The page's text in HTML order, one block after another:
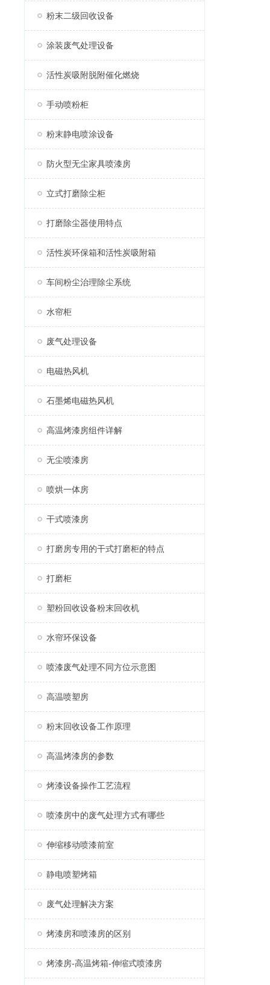
粉末二级回收设备
涂装废气处理设备
活性炭吸附脱附催化燃烧
手动喷粉柜
粉末静电喷涂设备
防火型无尘家具喷漆房
立式打磨除尘柜
打磨除尘器使用特点
活性炭环保箱和活性炭吸附箱
车间粉尘治理除尘系统
水帘柜
废气处理设备
电磁热风机
石墨烯电磁热风机
高温烤漆房组件详解
无尘喷漆房
喷烘一体房
干式喷漆房
打磨房专用的干式打磨柜的特点
打磨柜
塑粉回收设备粉末回收机
水帘环保设备
喷漆废气处理不同方位示意图
高温喷塑房
粉末回收设备工作原理
高温烤漆房的参数
烤漆设备操作工艺流程
喷漆房中的废气处理方式有哪些
伸缩移动喷漆前室
静电喷塑烤箱
废气处理解决方案
烤漆房和喷漆房的区别
烤漆房-高温烤箱-伸缩式喷漆房